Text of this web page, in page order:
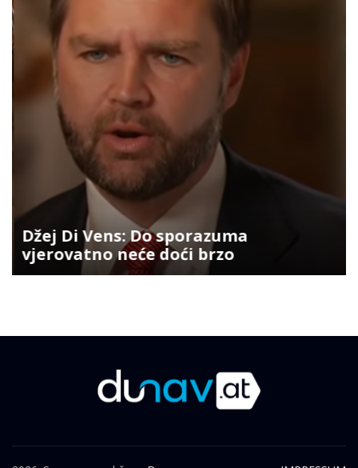
Džej Di Vens: Do sporazuma
vjerovatno neće doći brzo